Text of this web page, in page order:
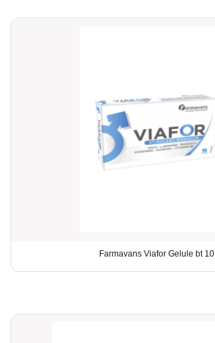
Farmavans Viafor Gelule bt 10